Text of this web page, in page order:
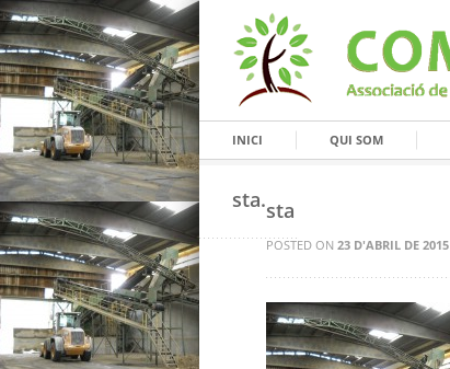
INICI QUI SOM
sta.sta
POSTED ON 23 D'ABRIL DE 2015